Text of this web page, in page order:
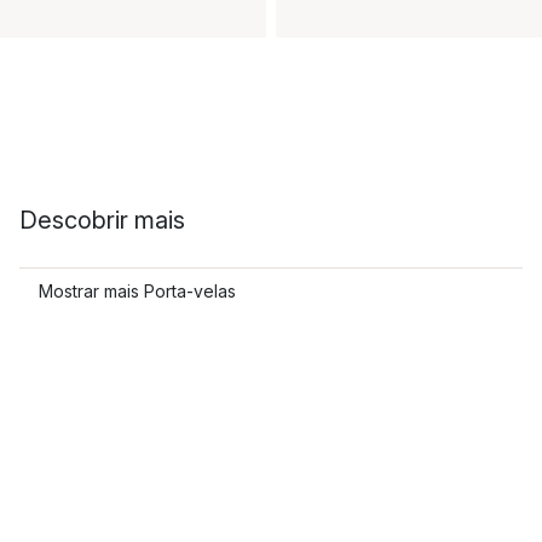
Descobrir mais
Mostrar mais Porta-velas